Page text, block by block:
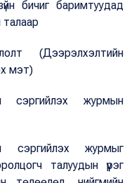
бичиг баримтуудад
талаар
(Дээрэлхэлтийн
мэт)
сэргийлэх журмын
сэргийлэх журмыг
талуудын үүрэг